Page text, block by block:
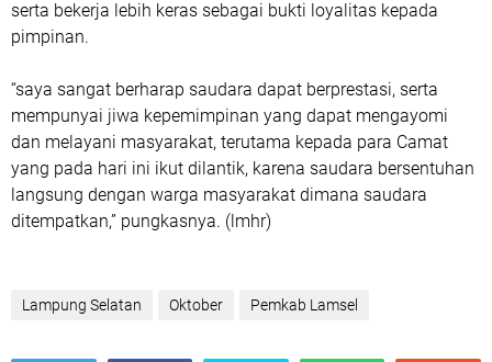
serta bekerja lebih keras sebagai bukti loyalitas kepada
pimpinan.
“saya sangat berharap saudara dapat berprestasi, serta
mempunyai jiwa kepemimpinan yang dapat mengayomi
dan melayani masyarakat, terutama kepada para Camat
yang pada hari ini ikut dilantik, karena saudara bersentuhan
langsung dengan warga masyarakat dimana saudara
ditempatkan,” pungkasnya. (lmhr)
Lampung Selatan Oktober Pemkab Lamsel